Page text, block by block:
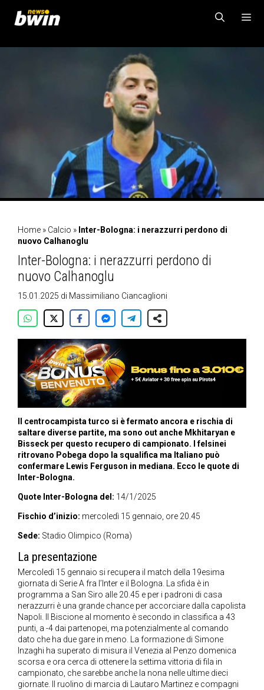
contenuto
Home » Calcio » Inter-Bologna: i nerazzurri perdono di
nuovo Calhanoglu
Inter-Bologna: i nerazzurri perdono di
nuovo Calhanoglu
15.01.2025 di Massimiliano Ciancaglioni
Il centrocampista turco si è fermato ancora e rischia di
saltare diverse partite, ma sono out anche Mkhitaryan e
Bisseck per questo recupero di campionato. I felsinei
ritrovano Pobega dopo la squalifica ma Italiano può
confermare Lewis Ferguson in mediana. Ecco le quote di
Inter-Bologna.
Quote Inter-Bologna del: 14/1/2025
Fischio d’inizio: mercoledì 15 gennaio, ore 20.45
Sede: Stadio Olimpico (Roma)
La presentazione
Mercoledì 15 gennaio si recupera il match della 19esima
giornata di Serie A fra l’Inter e il Bologna. La sfida è in
programma a San Siro alle 20.45 e per i padroni di casa
nerazzurri è una grande chance per accorciare dalla capolista
Napoli. Il Biscione al momento è secondo in classifica a 43
punti, a -4 dai partenopei, ma potenzialmente al comando
dato che ha due gare in meno. La formazione di Simone
Inzaghi ha superato di misura il Venezia al Penzo domenica
scorsa e ora cerca di ottenere la settima vittoria di fila in
campionato, che sarebbe anche la nona nelle ultime dieci
giornate. Il ruolino di marcia di Lautaro Martinez e compagni